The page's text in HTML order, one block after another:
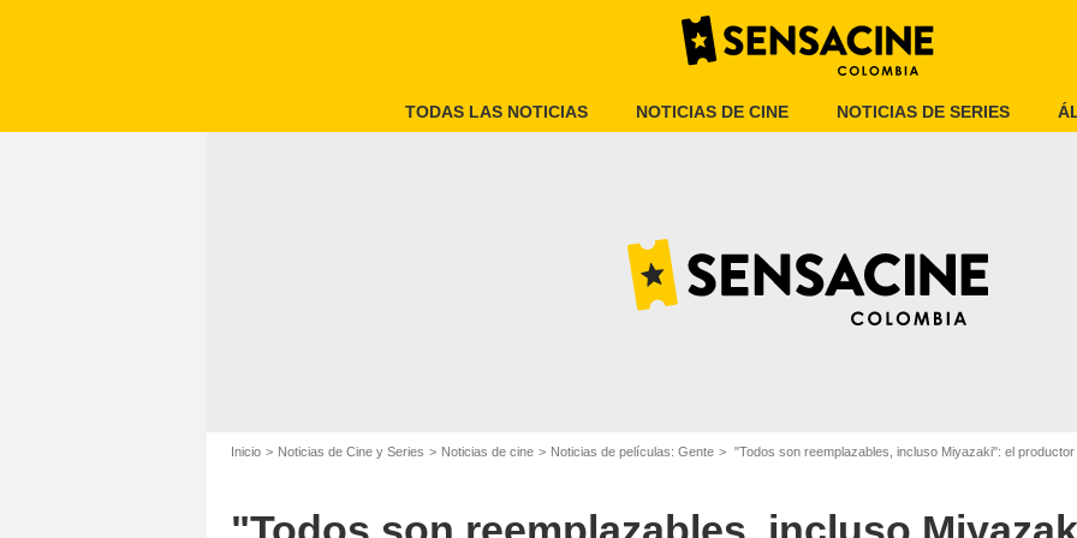
TODAS LAS NOTICIAS NOTICIAS DE CINE NOTICIAS DE SERIES
Inicio Noticias de Cine y Series Noticias de cine Noticias de películas: Gente "Todos son reemplazables, incluso Miyazaki": el productor de Studio